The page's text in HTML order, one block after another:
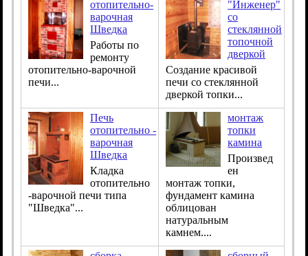
отопительно-
варочная
Шведка
Работы по
ремонту
отопительно-варочной
печи...
"Инженер"
со
стеклянной
топочной
дверкой
Создание красивой
печи со стеклянной
дверкой топки...
Печь
отопительно -
варочная
Шведка
Кладка
отопительно
-варочной печи типа
"Шведка"...
монтаж
топки
камина
Произвед
ен
монтаж топки,
фундамент камина
облицован
натуральным
камнем....